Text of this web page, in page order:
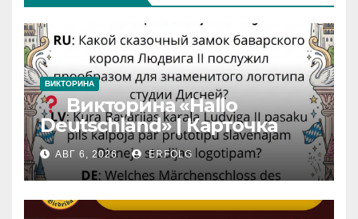
ВИКТОРИНА
Викторина «Hallo
Deutschland» | Карточка
№46
Замок вдохновения
Iedvesmas pils / Schloss der
Inspiration
АВГ 6, 2026 ERFOLG